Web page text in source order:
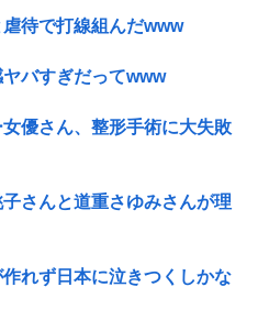
待で打線組んだwww
バすぎだってwww
女優さん、整形手術に大失敗
さんと道重さゆみさんが理
れず日本に泣きつくしかな